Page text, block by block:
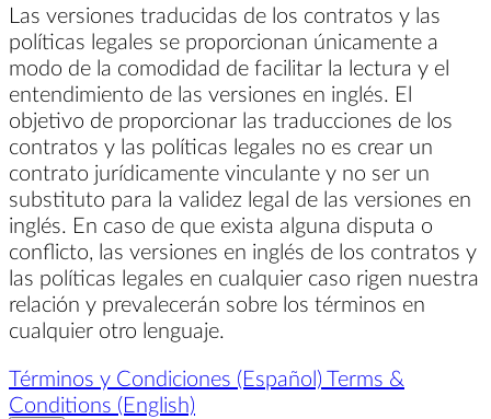
Las versiones traducidas de los contratos y las
políticas legales se proporcionan únicamente a
modo de la comodidad de facilitar la lectura y el
entendimiento de las versiones en inglés. El
objetivo de proporcionar las traducciones de los
contratos y las políticas legales no es crear un
contrato jurídicamente vinculante y no ser un
substituto para la validez legal de las versiones en
inglés. En caso de que exista alguna disputa o
conflicto, las versiones en inglés de los contratos y
las políticas legales en cualquier caso rigen nuestra
relación y prevalecerán sobre los términos en
cualquier otro lenguaje.
Términos y Condiciones (Español) Terms &
Conditions (English)